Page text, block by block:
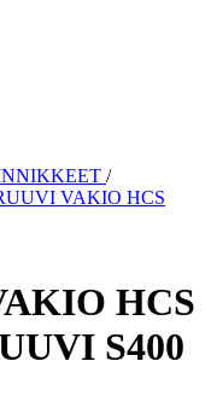
/
VAKIO HCS
HCS
S400